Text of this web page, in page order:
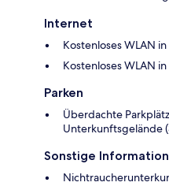
Internet
Kostenloses WLAN
Kostenloses WLAN
Parken
Überdachte
Unterkunftsgelände
Sonstige